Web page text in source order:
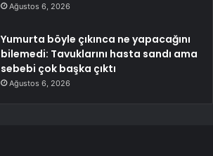
Ağustos 6, 2026
Yumurta böyle çıkınca ne yapacağını
bilemedi: Tavuklarını hasta sandı ama
sebebi çok başka çıktı
Ağustos 6, 2026